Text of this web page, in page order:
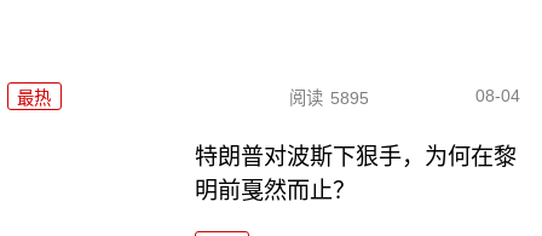
最热 阅读 5895 08-04
特朗普对波斯下狠手，为何在黎
明前戛然而止？